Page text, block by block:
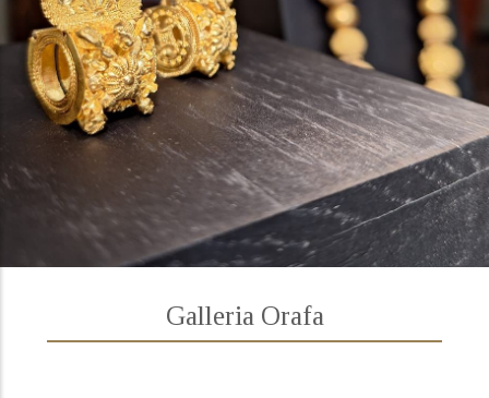
Galleria Orafa